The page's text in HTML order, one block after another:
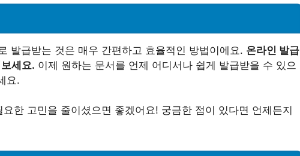
발급받는 것은 매우 간편하고 효율적인 방법이에요. 온라인 발급
세요. 이제 원하는 문서를 언제 어디서나 쉽게 발급받을 수 있으
요.
한 고민을 줄이셨으면 좋겠어요! 궁금한 점이 있다면 언제든지